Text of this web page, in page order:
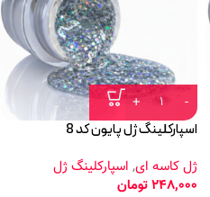
اسپارکلینگ ژل پایون کد 8
ژل کاسه ای, اسپارکلینگ ژل
248,000تومان